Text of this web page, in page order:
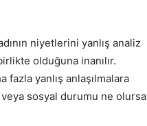
niyetlerini yanlış analiz
olduğuna inanılır.
yanlış anlaşılmalara
veya sosyal durumu ne olursa